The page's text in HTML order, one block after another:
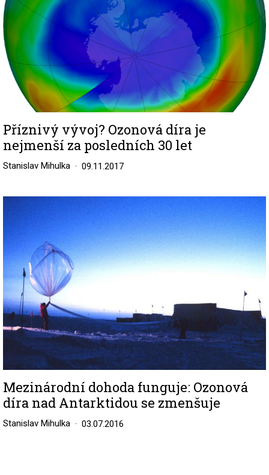
Příznivý vývoj? Ozonová díra je
nejmenší za posledních 30 let
Stanislav Mihulka 09.11.2017
Image
Mezinárodní dohoda funguje: Ozonová
díra nad Antarktidou se zmenšuje
Stanislav Mihulka 03.07.2016